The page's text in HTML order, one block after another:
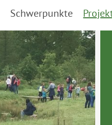
Schwerpunkte